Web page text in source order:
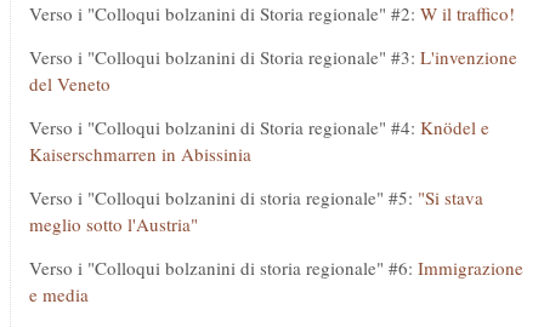
Verso i "Colloqui bolzanini di Storia regionale" #2: W il traffico!
Verso i "Colloqui bolzanini di Storia regionale" #3: L'invenzione
del Veneto
Verso i "Colloqui bolzanini di Storia regionale" #4: Knödel e
Kaiserschmarren in Abissinia
Verso i "Colloqui bolzanini di storia regionale" #5: "Si stava
meglio sotto l'Austria"
Verso i "Colloqui bolzanini di storia regionale" #6: Immigrazione
e media